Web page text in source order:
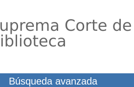
Búsqueda avanzada